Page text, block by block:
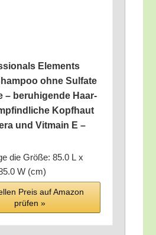
Ele­ments
ohne Sul­fa­te
– beru­hi­gen­de Haar­
Kopf­haut
und Vitmain E –
die Grö­ße: 85.0 L x
W (cm)
Preis auf Ama­zon
prü­fen »